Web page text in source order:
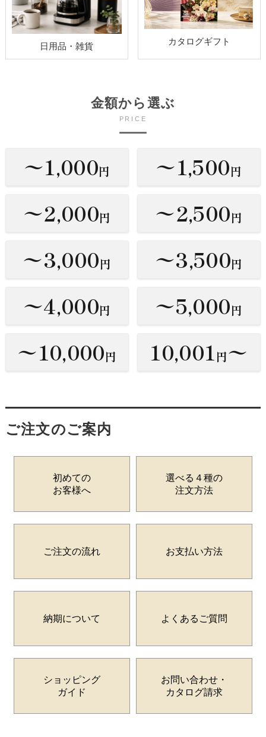
日用品・雑貨 カタログギフト
金額から選ぶ
PRICE
〜1,000円 〜1,500円
〜2,000円 〜2,500円
〜3,000円 〜3,500円
〜4,000円 〜5,000円
〜10,000円 10,001 円〜
ご注文のご案内
初めての
お客様へ
選べる４種の
注文方法
ご注文の流れ お支払い方法
納期について よくあるご質問
ショッピング
ガイド
お問い合わせ・
カタログ請求